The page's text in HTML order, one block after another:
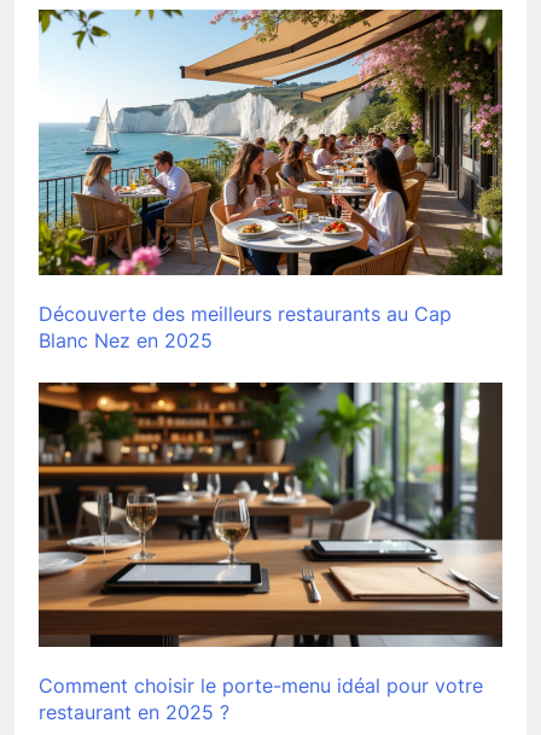
Découverte des meilleurs restaurants au Cap
Blanc Nez en 2025
Comment choisir le porte-menu idéal pour votre
restaurant en 2025 ?